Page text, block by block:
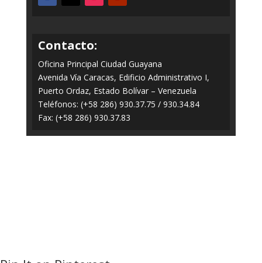
Contacto:
Oficina Principal Ciudad Guayana
Avenida Vía Caracas, Edificio Administrativo I,
Puerto Ordaz, Estado Bolívar – Venezuela
Teléfonos: (+58 286) 930.37.75 / 930.34.84
Fax: (+58 286) 930.37.83